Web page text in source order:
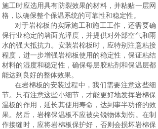
施工时应选用具有防裂效果的材料，并粘贴一层网
格，以确保整个保温系统的可靠性和稳定性。
对于岩棉板的实际施工和施工工作，还需要确
保行业稳定的墙面光泽度，并提供对外部空气和雨
水的强大抵抗力。安装岩棉板时，应特别注意粘接
程度，进一步增强岩棉板使用的稳定性，保证粘结
材料的湿度和稳定性，确保每层胶粘剂和保温层都
能达到良好的整体效果。
在岩棉板的安装过程中，我们需要注意这些细
节。只有注意这些小细节，才能更好地发挥岩棉保
温板的作用，延长其使用寿命，达到事半功倍的效
果。然后，岩棉保温板不应被尖锐物体划伤。在制
作接缝时，应将岩棉板保护好，否则会损坏岩棉保